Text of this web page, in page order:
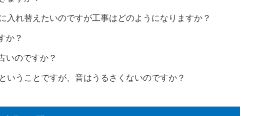
入れ替えたいのですが工事はどのようになりますか？
か？
いのですか？
いうことですが、音はうるさくないのですか？